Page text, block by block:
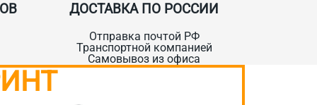
ДОСТАВКА ПО РОССИИ
Отправка почтой РФ
Транспортной компанией
Самовывоз из офиса